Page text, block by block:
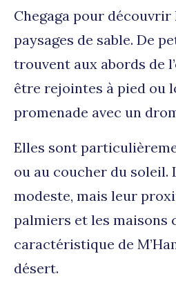
Chegaga pour
paysages de sable. De
trouvent aux abords de
être rejointes à pied ou
promenade avec un
Elles sont
ou au coucher du soleil.
modeste, mais leur
palmiers et les maisons
caractéristique de
désert.